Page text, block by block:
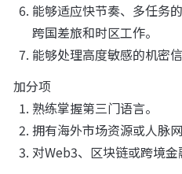
能够适应快节奏、多任务
跨国差旅和时区工作。
能够处理高度敏感的机密
加分项
熟练掌握第三门语言。
拥有海外市场资源或人脉网
对Web3、区块链或跨境金